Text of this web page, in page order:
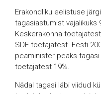
Erakondliku eelistuse
tagasiastumist vajalikuks
Keskerakonna
SDE toetajatest. Eesti
peaminister peaks
toetajatest 19%.
Nädal tagasi läbi viidud